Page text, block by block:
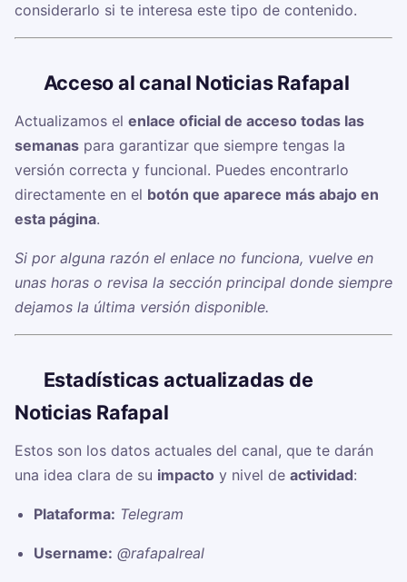
considerarlo si te interesa este tipo de contenido.
Acceso al canal Noticias Rafapal
Actualizamos el enlace oficial de acceso todas las
semanas para garantizar que siempre tengas la
versión correcta y funcional. Puedes encontrarlo
directamente en el botón que aparece más abajo en
esta página.
Si por alguna razón el enlace no funciona, vuelve en
unas horas o revisa la sección principal donde siempre
dejamos la última versión disponible.
Estadísticas actualizadas de
Noticias Rafapal
Estos son los datos actuales del canal, que te darán
una idea clara de su impacto y nivel de actividad:
Plataforma: Telegram
Username: @rafapalreal